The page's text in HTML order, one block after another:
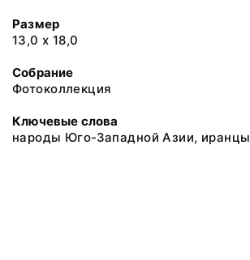
Размер
13,0 х 18,0
Собрание
Фотоколлекция
Ключевые слова
народы Юго-Западной Азии, иранцы